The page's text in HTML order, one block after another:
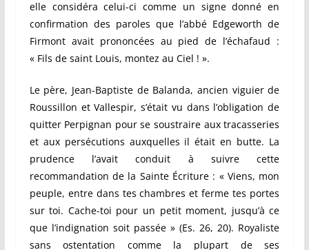
elle considéra celui-ci comme un signe donné en
confirmation des paroles que l’abbé Edgeworth de
Firmont avait prononcées au pied de l’échafaud :
« Fils de saint Louis, montez au Ciel ! ».
Le père, Jean-Baptiste de Balanda, ancien viguier de
Roussillon et Vallespir, s’était vu dans l’obligation de
quitter Perpignan pour se soustraire aux tracasseries
et aux persécutions auxquelles il était en butte. La
prudence l’avait conduit à suivre cette
recommandation de la Sainte Écriture : « Viens, mon
peuple, entre dans tes chambres et ferme tes portes
sur toi. Cache-toi pour un petit moment, jusqu’à ce
que l’indignation soit passée » (Es. 26, 20). Royaliste
sans ostentation comme la plupart de ses